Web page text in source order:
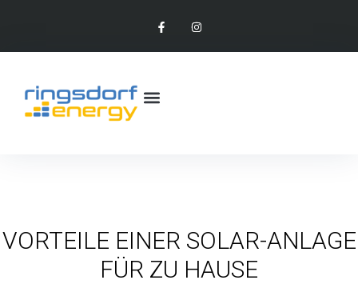
VORTEILE EINER SOLAR-ANLAGE
FÜR ZU HAUSE